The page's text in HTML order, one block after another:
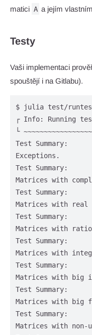
matici A a jejím
Testy
Vaši implementaci
spouštějí i na Gitlabu).
$ julia test/
┌ Info: Running
└
Test
Exceptions.
Test
Matrices with
Test
Matrices with
Test
Matrices with
Test
Matrices with
Test
Matrices with
Test
Matrices with
Test
Matrices with